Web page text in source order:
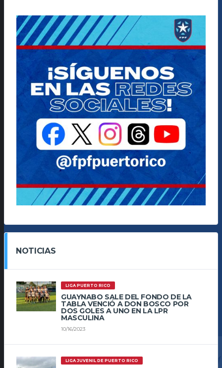
NOTICIAS
LIGA PUERTO RICO
GUAYNABO SALE DEL FONDO DE LA
TABLA VENCIÓ A DON BOSCO POR
DOS GOLES A UNO EN LA LPR
MASCULINA
10/16/2023
LIGA JUVENIL DE PUERTO RICO